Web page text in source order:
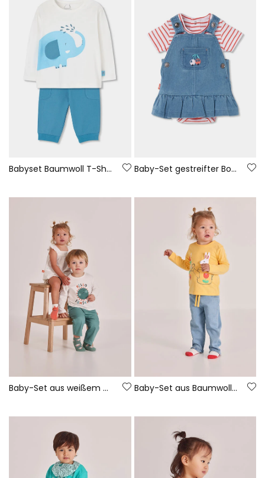
Babyset Baumwoll T-Shirt und Hose Baby-Set gestreifter Body und Jeans-Latzhose
Baby-Set aus weißem Baumwoll-T-Shirt und Hose Baby-Set aus Baumwollshirt und -hose